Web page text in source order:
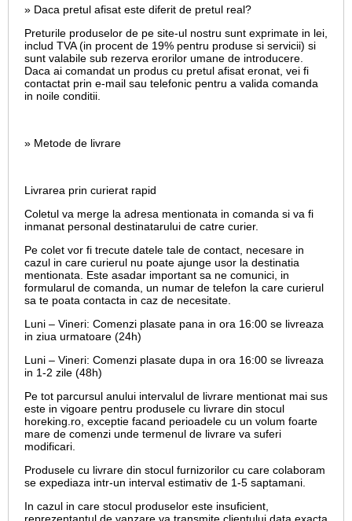
» Daca pretul afisat este diferit de pretul real?
Preturile produselor de pe site-ul nostru sunt exprimate in lei,
includ TVA (in procent de 19% pentru produse si servicii) si
sunt valabile sub rezerva erorilor umane de introducere.
Daca ai comandat un produs cu pretul afisat eronat, vei fi
contactat prin e-mail sau telefonic pentru a valida comanda
in noile conditii.
» Metode de livrare
Livrarea prin curierat rapid
Coletul va merge la adresa mentionata in comanda si va fi
inmanat personal destinatarului de catre curier.
Pe colet vor fi trecute datele tale de contact, necesare in
cazul in care curierul nu poate ajunge usor la destinatia
mentionata. Este asadar important sa ne comunici, in
formularul de comanda, un numar de telefon la care curierul
sa te poata contacta in caz de necesitate.
Luni – Vineri: Comenzi plasate pana in ora 16:00 se livreaza
in ziua urmatoare (24h)
Luni – Vineri: Comenzi plasate dupa in ora 16:00 se livreaza
in 1-2 zile (48h)
Pe tot parcursul anului intervalul de livrare mentionat mai sus
este in vigoare pentru produsele cu livrare din stocul
horeking.ro, exceptie facand perioadele cu un volum foarte
mare de comenzi unde termenul de livrare va suferi
modificari.
Produsele cu livrare din stocul furnizorilor cu care colaboram
se expediaza intr-un interval estimativ de 1-5 saptamani.
In cazul in care stocul produselor este insuficient,